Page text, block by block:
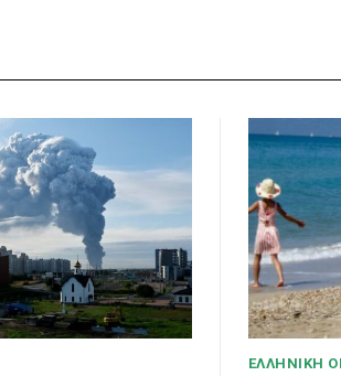
ΕΛΛΗΝΙΚΉ